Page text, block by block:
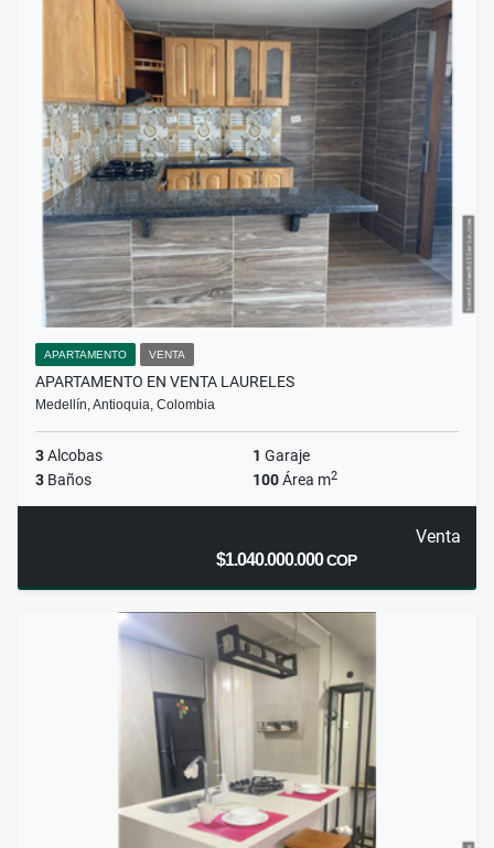
APARTAMENTO VENTA
APARTAMENTO EN VENTA LAURELES
Medellín, Antioquia, Colombia
3Alcobas 1 Garaje
3 Baños 100Área m2
Venta
$1.040.000.000COP